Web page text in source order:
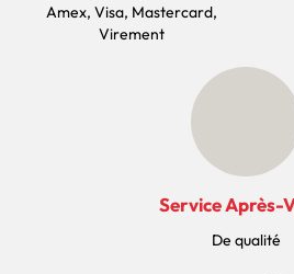
Amex, Visa, Mastercard,
Virement
Service Après-
De qualité